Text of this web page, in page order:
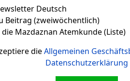
Deutsch
Beitrag (zweiwöchentlich)
Mazdaznan Atemkunde (Liste)
dieAllgemeinen
Datenschutzerklärung
Mazdaznan.eu
Feeds